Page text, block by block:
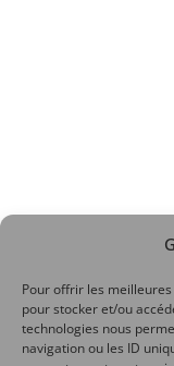
Pour offrir les
pour stocker et/ou
technologies nous
navigation ou les ID